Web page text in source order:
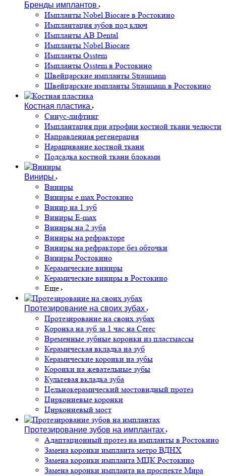
Бренды имплантов
Импланты Nobel Biocare в Ростокино
Имплантация зубов под ключ
Импланты AB Dental
Импланты Nobel Biocare
Импланты Osstem
Импланты Osstem в Ростокино
Швейцарские импланты Straumann
Швейцарские импланты Straumann в Ростокино
Костная пластика
Cинус-лифтинг
Имплантация при атрофии костной ткани челюсти
Направленная регенерация
Наращивание костной ткани
Подсадка костной ткани блоками
Виниры
Виниры
Виниры e.max Ростокино
Винир на 1 зуб
Виниры E-max
Виниры на 2 зуба
Виниры на рефракторе
Виниры на рефракторе без обточки
Виниры Ростокино
Керамические виниры
Керамические виниры в Ростокино
Еще
Протезирование на своих зубах
Протезирование на своих зубах
Коронка на зуб за 1 час на Cerec
Временные зубные коронки из пластмассы
Керамическая вкладка на зуб
Керамические коронки на зубы
Коронки на жевательные зубы
Культевая вкладка зуба
Цельнокерамический мостовидный протез
Циркониевые коронки
Циркониевый мост
Протезирование зубов на имплантах
Адаптационный протез на импланты в Ростокино
Замена коронки импланта метро ВДНХ
Замена коронки импланта МЦК Ростокино
Замена коронки импланта на проспекте Мира